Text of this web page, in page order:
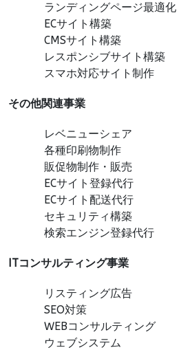
ランディングページ最適化
ECサイト構築
CMSサイト構築
レスポンシブサイト構築
スマホ対応サイト制作
その他関連事業
レベニューシェア
各種印刷物制作
販促物制作・販売
ECサイト登録代行
ECサイト配送代行
セキュリティ構築
検索エンジン登録代行
ITコンサルティング事業
リスティング広告
SEO対策
WEBコンサルティング
ウェブシステム